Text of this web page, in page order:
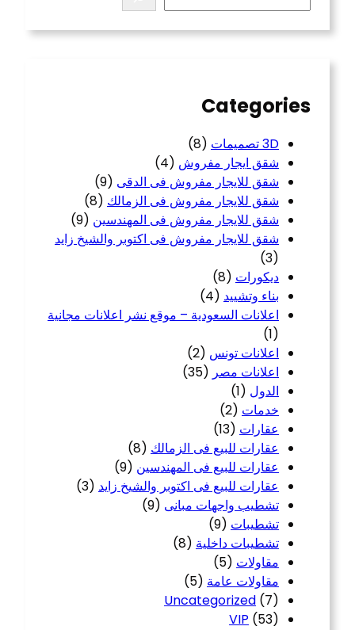
e
a
Categories
3D تصميمات
(8)
شقق ايجار مفروش (4)
شقق للايجار مفروش فى الدقى (9)
شقق للايجار مفروش فى الزمالك (8)
شقق للايجار مفروش فى المهندسين (9)
شقق للايجار مفروش فى اكتوبر والشيخ زايد
(3)
ديكورات (8)
بناء وتشييد (4)
اعلانات السعودية – موقع نشر اعلانات مجانية
(1)
اعلانات تونس (2)
اعلانات مصر (35)
الدول (1)
خدمات (2)
عقارات (13)
عقارات للبيع فى الزمالك (8)
عقارات للبيع فى المهندسين (9)
عقارات للبيع فى اكتوبر والشيخ زايد (3)
تشطيب واجهات مبانى (9)
تشطيبات (9)
تشطيبات داخلية (8)
مقاولات (5)
مقاولات عامة (5)
Uncategorized (7)
VIP (53)